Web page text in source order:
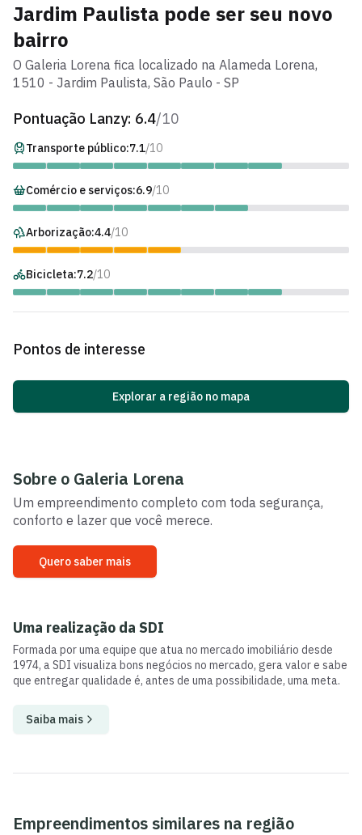
Jardim Paulista pode ser seu novo
bairro
O Galeria Lorena fica localizado na Alameda Lorena,
1510 - Jardim Paulista, São Paulo - SP
Pontuação Lanzy: 6.4/10
Transporte público:7.1/10
Comércio e serviços:6.9/10
Arborização:4.4/10
Bicicleta:7.2/10
Pontos de interesse
Explorar a região no mapa
Sobre o Galeria Lorena
Um empreendimento completo com toda segurança,
conforto e lazer que você merece.
Quero saber mais
Uma realização da SDI
Formada por uma equipe que atua no mercado imobiliário desde
1974, a SDI visualiza bons negócios no mercado, gera valor e sabe
que entregar qualidade é, antes de uma possibilidade, uma meta.
Saiba mais
Empreendimentos similares na região